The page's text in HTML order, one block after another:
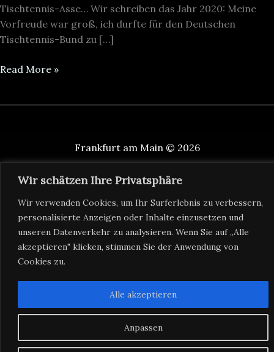
Wir schätzen Ihre Privatsphäre
Wir verwenden Cookies, um Ihr Surferlebnis zu verbessern,
personalisierte Anzeigen oder Inhalte einzusetzen und
unseren Datenverkehr zu analysieren. Wenn Sie auf „Alle
akzeptieren" klicken, stimmen Sie der Anwendung von
Cookies zu.
Anpassen
Alle akzeptieren
Tischtennis-Asse… Wir schreiben das Jahr 2020: Meine
Vorfreude war groß, ich durfte für den Deutschen
Tischtennis-Bund zu […]
Read More »
Frankfurt am Main © 2026
Tel. +49 176 61423116
Impressum
Datenschutz